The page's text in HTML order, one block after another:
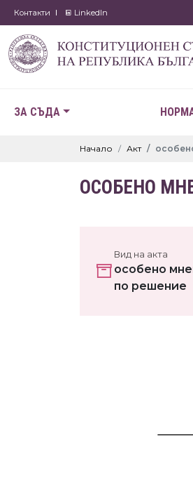
Контакти LinkedIn
ЗА СЪДА
Начало Акт
ОСОБЕНО
Вид на акта
особено
по решение